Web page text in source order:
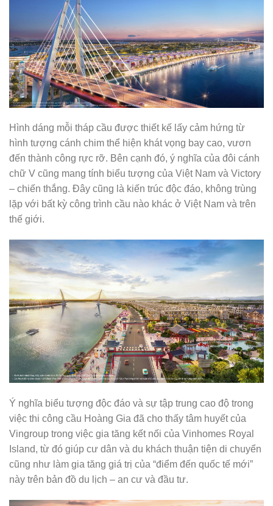
Hình dáng mỗi tháp cầu được thiết kế lấy cảm hứng từ
hình tượng cánh chim thể hiện khát vọng bay cao, vươn
đến thành công rực rỡ. Bên cạnh đó, ý nghĩa của đôi cánh
chữ V cũng mang tính biểu tượng của Việt Nam và Victory
– chiến thắng. Đây cũng là kiến trúc độc đáo, không trùng
lặp với bất kỳ công trình cầu nào khác ở Việt Nam và trên
thế giới.
Ý nghĩa biểu tượng độc đáo và sự tập trung cao độ trong
việc thi công cầu Hoàng Gia đã cho thấy tâm huyết của
Vingroup trong việc gia tăng kết nối của Vinhomes Royal
Island, từ đó giúp cư dân và du khách thuận tiện di chuyển
cũng như làm gia tăng giá trị của “điểm đến quốc tế mới”
này trên bản đồ du lịch – an cư và đầu tư.